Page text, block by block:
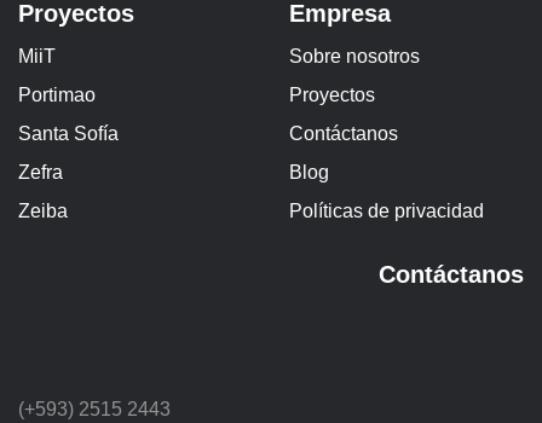
Proyectos
MiiT
Portimao
Santa Sofía
Zefra
Zeiba
Empresa
Sobre nosotros
Proyectos
Contáctanos
Blog
Políticas de privacidad
Contáctanos
(+593) 2515 2443